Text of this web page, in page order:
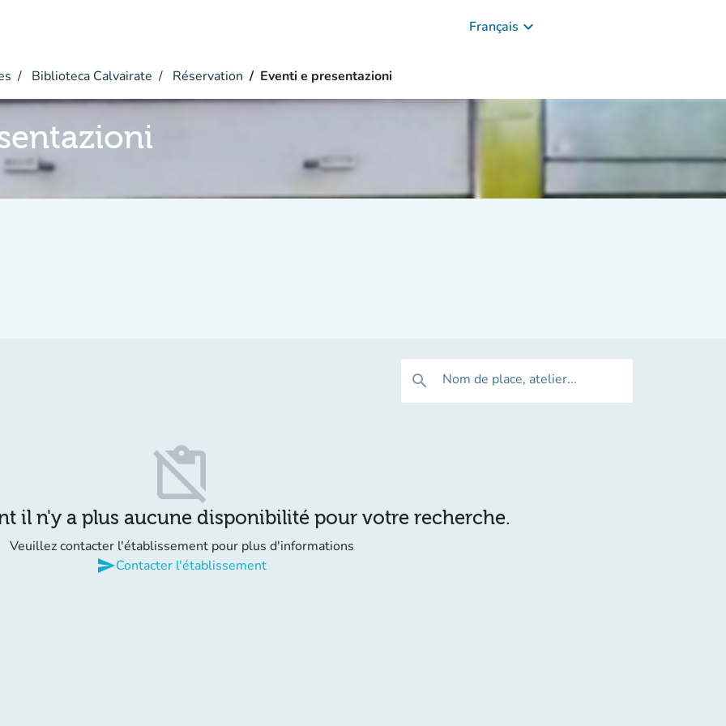
Français keyboard_arrow_down
Biblioteca Calvairate Réservation Eventi e presentazioni
search Nom de place, atelier...
content_paste_off
il n'y a plus aucune disponibilité pour votre recherche.
Veuillez contacter l'établissement pour plus d'informations
sendContacter l'établissement